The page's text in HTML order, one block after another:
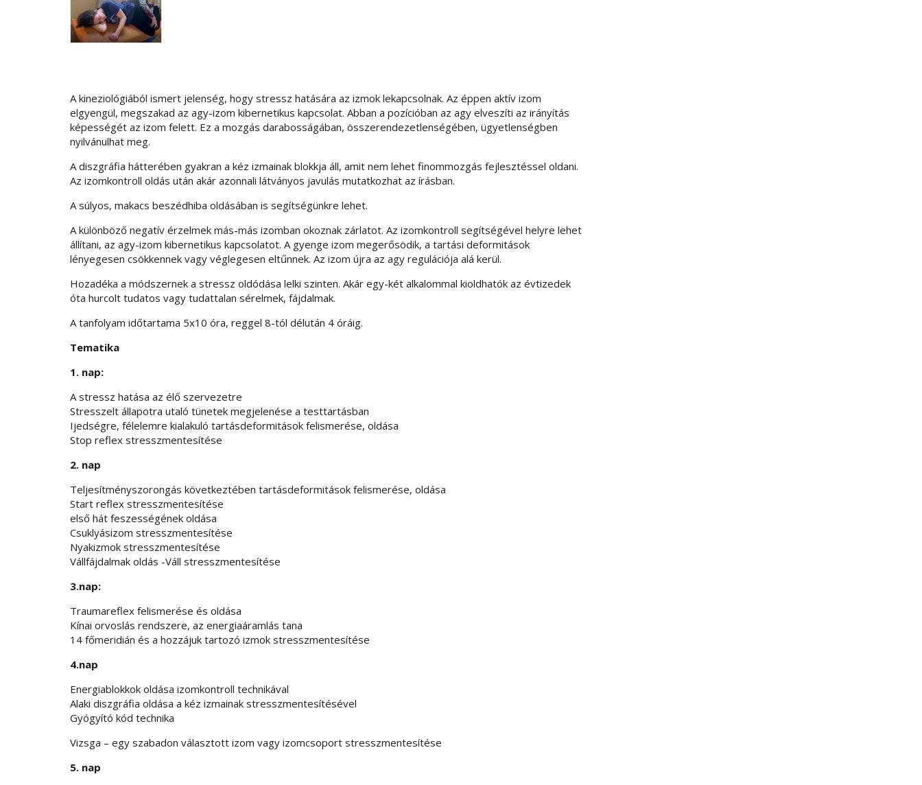
A kineziológiából ismert jelenség, hogy stressz hatására az izmok lekapcsolnak. Az éppen aktív izom
elgyengül, megszakad az agy-izom kibernetikus kapcsolat. Abban a pozícióban az agy elveszíti az irányítás
képességét az izom felett. Ez a mozgás darabosságában, összerendezetlenségében, ügyetlenségben
nyilvánulhat meg.
A diszgráfia hátterében gyakran a kéz izmainak blokkja áll, amit nem lehet finommozgás fejlesztéssel oldani.
Az izomkontroll oldás után akár azonnali látványos javulás mutatkozhat az írásban.
A súlyos, makacs beszédhiba oldásában is segítségünkre lehet.
A különböző negatív érzelmek más-más izomban okoznak zárlatot. Az izomkontroll segítségével helyre lehet
állítani, az agy-izom kibernetikus kapcsolatot. A gyenge izom megerősödik, a tartási deformitások
lényegesen csökkennek vagy véglegesen eltűnnek. Az izom újra az agy regulációja alá kerül.
Hozadéka a módszernek a stressz oldódása lelki szinten. Akár egy-két alkalommal kioldhatók az évtizedek
óta hurcolt tudatos vagy tudattalan sérelmek, fájdalmak.
A tanfolyam időtartama 5x10 óra, reggel 8-tól délután 4 óráig.
Tematika
1. nap:
A stressz hatása az élő szervezetre
Stresszelt állapotra utaló tünetek megjelenése a testtartásban
Ijedségre, félelemre kialakuló tartásdeformitások felismerése, oldása
Stop reflex stresszmentesítése
2. nap
Teljesítményszorongás következtében tartásdeformitások felismerése, oldása
Start reflex stresszmentesítése
első hát feszességének oldása
Csuklyásizom stresszmentesítése
Nyakizmok stresszmentesítése
Vállfájdalmak oldás -Váll stresszmentesítése
3.nap:
Traumareflex felismerése és oldása
Kínai orvoslás rendszere, az energiaáramlás tana
14 főmeridián és a hozzájuk tartozó izmok stresszmentesítése
4.nap
Energiablokkok oldása izomkontroll technikával
Alaki diszgráfia oldása a kéz izmainak stresszmentesítésével
Gyógyító kód technika
Vizsga – egy szabadon választott izom vagy izomcsoport stresszmentesítése
5. nap